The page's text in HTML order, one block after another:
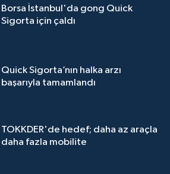
Borsa İstanbul'da gong Quick
Sigorta için çaldı
Quick Sigorta’nın halka arzı
başarıyla tamamlandı
TOKKDER'de hedef; daha az araçla
daha fazla mobilite